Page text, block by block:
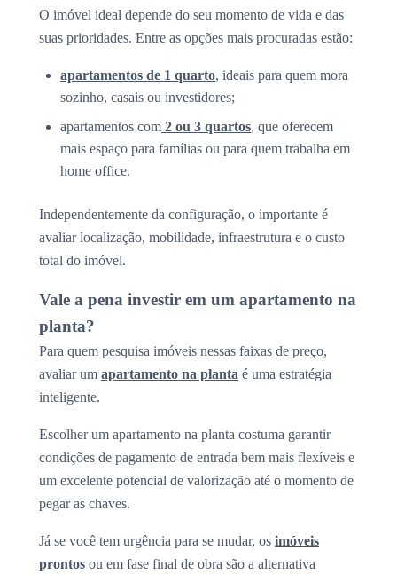
O imóvel ideal depende do seu momento de vida e das
suas prioridades. Entre as opções mais procuradas estão:
apartamentos de 1 quarto, ideais para quem mora
sozinho, casais ou investidores;
apartamentos com 2 ou 3 quartos, que oferecem
mais espaço para famílias ou para quem trabalha em
home office.
Independentemente da configuração, o importante é
avaliar localização, mobilidade, infraestrutura e o custo
total do imóvel.
Vale a pena investir em um apartamento na
planta?
Para quem pesquisa imóveis nessas faixas de preço,
avaliar um apartamento na planta é uma estratégia
inteligente.
Escolher um apartamento na planta costuma garantir
condições de pagamento de entrada bem mais flexíveis e
um excelente potencial de valorização até o momento de
pegar as chaves.
Já se você tem urgência para se mudar, os imóveis
prontos ou em fase final de obra são a alternativa